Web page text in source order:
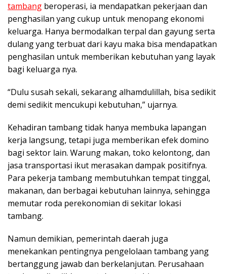
tambang beroperasi, ia mendapatkan pekerjaan dan
penghasilan yang cukup untuk menopang ekonomi
keluarga. Hanya bermodalkan terpal dan gayung serta
dulang yang terbuat dari kayu maka bisa mendapatkan
penghasilan untuk memberikan kebutuhan yang layak
bagi keluarga nya.
“Dulu susah sekali, sekarang alhamdulillah, bisa sedikit
demi sedikit mencukupi kebutuhan,” ujarnya.
Kehadiran tambang tidak hanya membuka lapangan
kerja langsung, tetapi juga memberikan efek domino
bagi sektor lain. Warung makan, toko kelontong, dan
jasa transportasi ikut merasakan dampak positifnya.
Para pekerja tambang membutuhkan tempat tinggal,
makanan, dan berbagai kebutuhan lainnya, sehingga
memutar roda perekonomian di sekitar lokasi
tambang.
Namun demikian, pemerintah daerah juga
menekankan pentingnya pengelolaan tambang yang
bertanggung jawab dan berkelanjutan. Perusahaan